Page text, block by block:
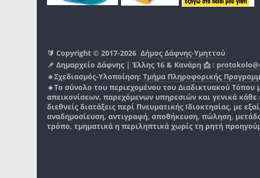
🔰 Copyright © 2017-2026 Δήμος Δάφνης-Υμηττού
📌 Δημαρχείο Δάφνης | Έλλης 16 & Κανάρη 📩 :
🔹Σχεδιασμός-Υλοποίηση: Τμήμα Πληροφορικής
🔸Το σύνολο του περιεχομένου του Διαδικτυακού
απεικονίσεων, παρεχόμενων υπηρεσιών και γενικά κάθε
διεθνείς διατάξεις περί Πνευματικής Ιδιοκτησίας, με
αναδημοσίευση, αντιγραφή, αποθήκευση, πώληση,
τρόπο, τμηματικά η περιληπτικά χωρίς τη ρητή